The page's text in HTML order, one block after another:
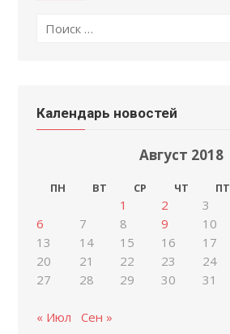
по:
Календарь новостей
Август 2018
ПН ВТ СР ЧТ ПТ
1 2 3
6
7 8 9 10
13
14 15 16 17
20
21 22 23 24
27
28 29 30 31
« Июл Сен »